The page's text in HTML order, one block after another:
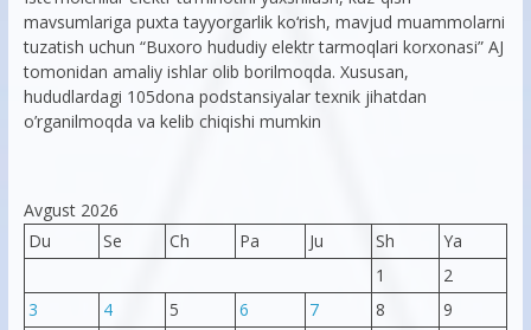
mavsumlariga puxta tayyorgarlik ko‘rish, mavjud muammolarni
tuzatish uchun “Buxoro hududiy elektr tarmoqlari korxonasi” AJ
tomonidan amaliy ishlar olib borilmoqda. Xususan,
hududlardagi 105dona podstansiyalar texnik jihatdan
o’rganilmoqda va kelib chiqishi mumkin
Avgust 2026
Du
Se Ch Pa Ju Sh
Ya
1
2
3
4 5 6 7 8
9